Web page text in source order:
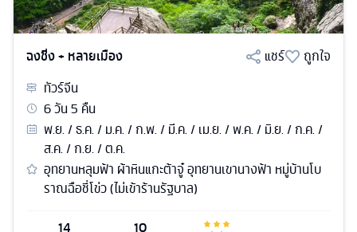
ฉงชิ่ง + หลายเมือง แชร์
ถูกใจ
ทัวร์จีน
6วัน5 คืน
พ.ย. / ธ.ค. / ม.ค. / ก.พ. / มี.ค. / เม.ย. / พ.ค. / มิ.ย. / ก.ค. /
ส.ค. / ก.ย. / ต.ค.
อุทยานหลุมฟ้า ผ้าหินแกะต้าจู๋ อุทยานเขานางฟ้า หมู่บ้านโบ
ราณฉือชี่โข่ว (ไม่เข้าร้านรัฐบาล)
14
10